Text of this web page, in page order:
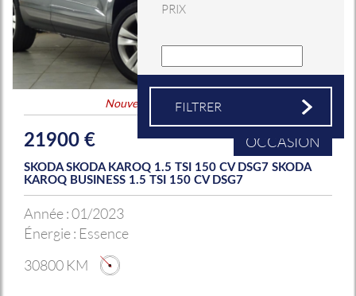
PRIX
Nouveauté Coup de coeur
21900 € OCCASION
SKODA SKODA KAROQ 1.5 TSI 150 CV DSG7 SKODA
KAROQ BUSINESS 1.5 TSI 150 CV DSG7
Année :01/2023
Énergie : Essence
30800 KM